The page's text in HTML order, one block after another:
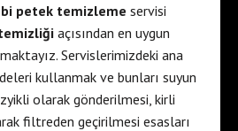
petek temizleme servisi
açısından en uygun
Servislerimizdeki ana
kullanmak ve bunları suyun
olarak gönderilmesi, kirli
filtreden geçirilmesi esasları